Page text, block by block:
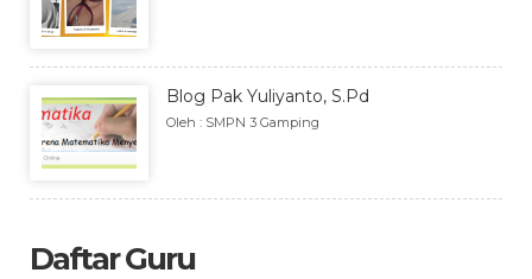
Blog Pak Yuliyanto, S.Pd
Oleh : SMPN 3 Gamping
Daftar Guru